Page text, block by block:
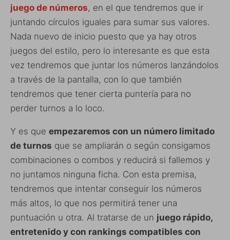
juego de números, en el que tendremos que ir
juntando círculos iguales para sumar sus valores.
Nada nuevo de inicio puesto que ya hay otros
juegos del estilo, pero lo interesante es que esta
vez tendremos que juntar los números lanzándolos
a través de la pantalla, con lo que también
tendremos que tener cierta puntería para no
perder turnos a lo loco.
Y es que empezaremos con un número limitado
de turnos que se ampliarán o según consigamos
combinaciones o combos y reducirá si fallemos y
no juntamos ninguna ficha. Con esta premisa,
tendremos que intentar conseguir los números
más altos, lo que nos permitirá tener una
puntuación u otra. Al tratarse de un juego rápido,
entretenido y con rankings compatibles con